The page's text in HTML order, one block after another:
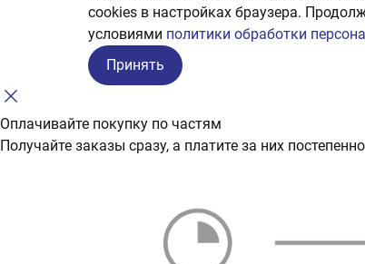
сookies в настройках браузера.
условиями политики обработки
Принять
Оплачивайте покупку по частям
Получайте заказы сразу, а платите за них